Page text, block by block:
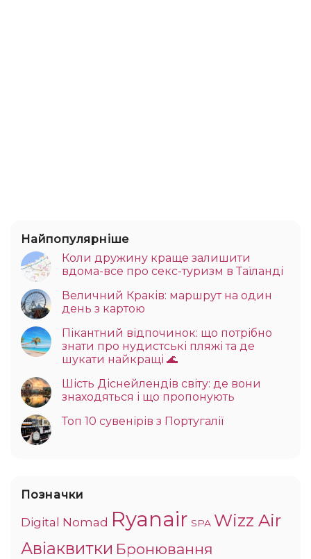
Найпопулярніше
Коли дружину краще залишити
вдома-все про секс-туризм в Таїланді
Величний Краків: маршрут на один
день з картою
Пікантний відпочинок: що потрібно
знати про нудистські пляжі та де
шукати найкращі 🌊
Шість Діснейлендів світу: де вони
знаходяться і що пропонують
Топ 10 сувенірів з Португалії
Позначки
Digital Nomad Ryanair SPA Wizz Air
Авіаквитки Бронювання